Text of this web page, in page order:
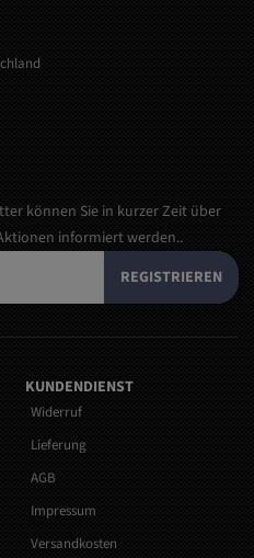
können Sie in kurzer Zeit über
informiert werden..
REGISTRIEREN
KUNDENDIENST
Widerruf
Lieferung
AGB
Impressum
Versandkosten